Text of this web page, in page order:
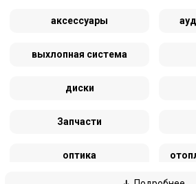
аксессуары
выхлопная система
диски
Запчасти
оптика